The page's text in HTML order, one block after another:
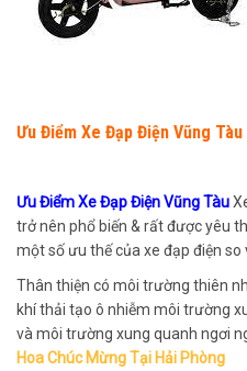
Ưu Điểm Xe Đạp Điện Vũng Tàu
Ưu Điểm Xe Đạp Điện Vũng Tàu
trở nên phổ biến & rất được yêu
một số ưu thế của xe đạp điện so
Thân thiện có môi trường thiên
khí thải tạo ô nhiễm môi trường
và môi trường xung quanh ngơi
Hoa Chúc Mừng Tại Hải Phòng